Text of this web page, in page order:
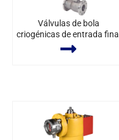
Válvulas de bola
criogénicas de entrada final